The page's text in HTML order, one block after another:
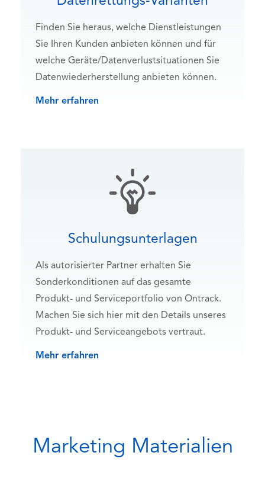
Finden Sie heraus, welche Dienstleistungen
Sie Ihren Kunden anbieten können und für
welche Geräte/Datenverlustsituationen Sie
Datenwiederherstellung anbieten können.
Mehr erfahren
Schulungsunterlagen
Als autorisierter Partner erhalten Sie
Sonderkonditionen auf das gesamte
Produkt- und Serviceportfolio von Ontrack.
Machen Sie sich hier mit den Details unseres
Produkt- und Serviceangebots vertraut.
Mehr erfahren
Marketing Materialien